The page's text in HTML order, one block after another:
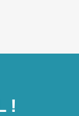
!